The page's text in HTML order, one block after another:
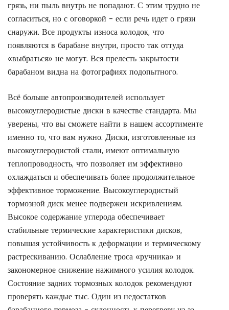
грязь, ни пыль внутрь не попадают. С этим трудно не
согласиться, но с оговоркой – если речь идет о грязи
снаружи. Все продукты износа колодок, что
появляются в барабане внутри, просто так оттуда
«выбраться» не могут. Вся прелесть закрытости
барабаном видна на фотографиях подопытного.
Всё больше автопроизводителей использует
высокоуглеродистые диски в качестве стандарта. Мы
уверены, что вы сможете найти в нашем ассортименте
именно то, что вам нужно. Диски, изготовленные из
высокоуглеродистой стали, имеют оптимальную
теплопроводность, что позволяет им эффективно
охлаждаться и обеспечивать более продолжительное
эффективное торможение. Высокоуглеродистый
тормозной диск менее подвержен искривлениям.
Высокое содержание углерода обеспечивает
стабильные термические характеристики дисков,
повышая устойчивость к деформации и термическому
растрескиванию. Ослабление троса «ручника» и
закономерное снижение нажимного усилия колодок.
Состояние задних тормозных колодок рекомендуют
проверять каждые тыс. Один из недостатков